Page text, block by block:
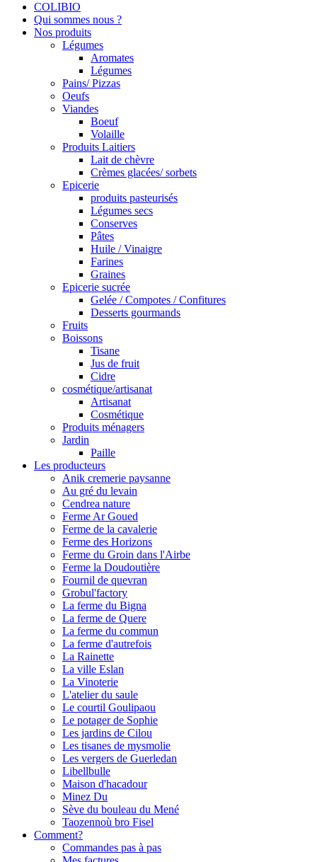
COLIBIO
Qui sommes nous ?
Nos produits
Légumes
Aromates
Légumes
Pains/ Pizzas
Oeufs
Viandes
Boeuf
Volaille
Produits Laitiers
Lait de chèvre
Crèmes glacées/ sorbets
Epicerie
produits pasteurisés
Légumes secs
Conserves
Pâtes
Huile / Vinaigre
Farines
Graines
Epicerie sucrée
Gelée / Compotes / Confitures
Desserts gourmands
Fruits
Boissons
Tisane
Jus de fruit
Cidre
cosmétique/artisanat
Artisanat
Cosmétique
Produits ménagers
Jardin
Paille
Les producteurs
Anik cremerie paysanne
Au gré du levain
Cendrea nature
Ferme Ar Goued
Ferme de la cavalerie
Ferme des Horizons
Ferme du Groin dans l'Airbe
Ferme la Doudoutière
Fournil de quevran
Grobul'factory
La ferme du Bigna
La ferme de Quere
La ferme du commun
La ferme d'autrefois
La Rainette
La ville Eslan
La Vinoterie
L'atelier du saule
Le courtil Goulipaou
Le potager de Sophie
Les jardins de Cilou
Les tisanes de mysmolie
Les vergers de Guerledan
Libellbulle
Maison d'hacadour
Minez Du
Sève du bouleau du Mené
Taozennoù bro Fisel
Comment?
Commandes pas à pas